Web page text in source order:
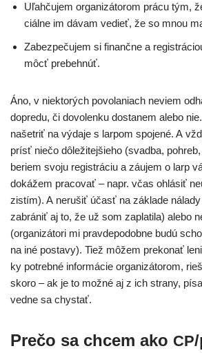
Uľahčujem orga­ni­zá­to­rom prá­cu tým,
ciál­ne im dávam vedieť, že so mnou
Zabezpečujem si finanč­ne a
môcť prebehnúť.
Áno, v nie­kto­rých povo­la­niach neviem
dopre­du, či dovo­len­ku dosta­nem ale­bo
našet­riť na výda­je s lar­pom spo­je­né. A
prí­sť nie­čo dôle­ži­tej­šie­ho (svad­ba,
beriem svo­ju regis­trá­ciu a záu­jem o larp
doká­žem pra­co­vať – napr. včas ohlá­siť
zis­tím). A neru­šiť účasť na zákla­de
zabrá­niť aj to, že už som zapla­ti­la) ale­bo
(orga­ni­zá­to­ri mi prav­de­po­dob­ne budú
na iné posta­vy). Tiež môžem pre­ko­nať
ky potreb­né infor­má­cie orga­ni­zá­to­rom,
sko­ro – ak je to mož­né aj z ich stra­ny,
ved­ne sa chystať.
Prečo sa chcem ako CP